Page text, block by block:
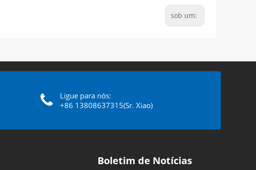
sob um:
Ligue para nós:
+86 13808637315(Sr. Xiao)
Boletim de Notícias